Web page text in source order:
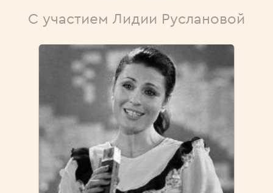
С участием Лидии Руслановой